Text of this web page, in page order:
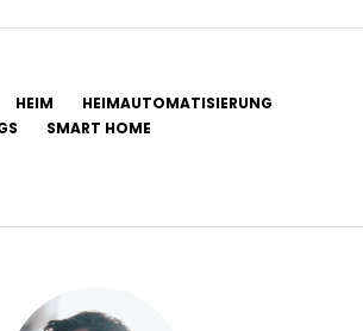
HEIM
HEIMAUTOMATISIERUNG
SMART HOME